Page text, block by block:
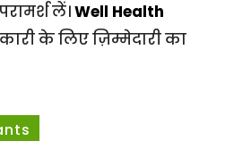
लें।Well Health
के लिए ज़िम्मेदारी का